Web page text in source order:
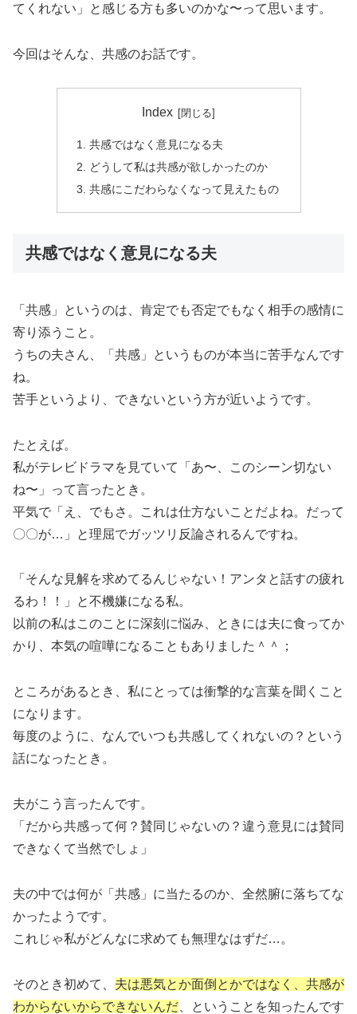
てくれない」と感じる方も多いのかな〜って思います。
今回はそんな、共感のお話です。
Index
共感ではなく意見になる夫
どうして私は共感が欲しかったのか
共感にこだわらなくなって見えたもの
共感ではなく意見になる夫
「共感」というのは、肯定でも否定でもなく相手の感情に
寄り添うこと。
うちの夫さん、「共感」というものが本当に苦手なんです
ね。
苦手というより、できないという方が近いようです。
たとえば。
私がテレビドラマを見ていて「あ〜、このシーン切ない
ね〜」って言ったとき。
平気で「え、でもさ。これは仕方ないことだよね。だって
〇〇が…」と理屈でガッツリ反論されるんですね。
「そんな見解を求めてるんじゃない！アンタと話すの疲れ
るわ！！」と不機嫌になる私。
以前の私はこのことに深刻に悩み、ときには夫に食ってか
かり、本気の喧嘩になることもありました＾＾；
ところがあるとき、私にとっては衝撃的な言葉を聞くこと
になります。
毎度のように、なんでいつも共感してくれないの？という
話になったとき。
夫がこう言ったんです。
「だから共感って何？賛同じゃないの？違う意見には賛同
できなくて当然でしょ」
夫の中では何が「共感」に当たるのか、全然腑に落ちてな
かったようです。
これじゃ私がどんなに求めても無理なはずだ…。
そのとき初めて、 夫は悪気とか面倒とかではなく、共感が
わからないからできないんだ 、ということを知ったんです